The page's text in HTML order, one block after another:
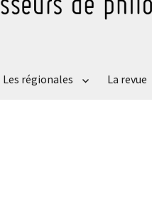
Les régionales La revue